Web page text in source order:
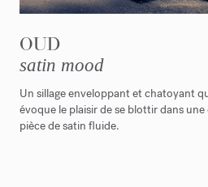
OUD
satin mood
Un sillage enveloppant et chatoyant
évoque le plaisir de se blottir dans
pièce de satin fluide.